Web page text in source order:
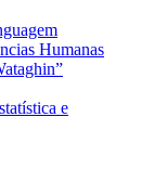
Humanas
e